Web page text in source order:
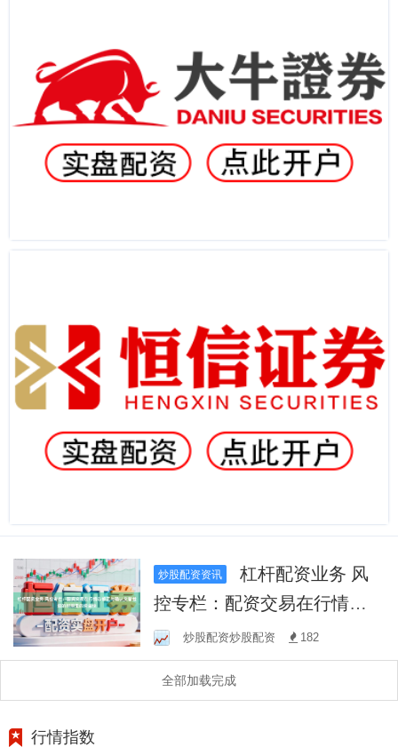
炒股配资资讯
杠杆配资业务 风
控专栏：配资交易在行情以
修正与确认交替推进的时期
里的资金使
炒股配资炒股配资 182
全部加载完成
行情指数